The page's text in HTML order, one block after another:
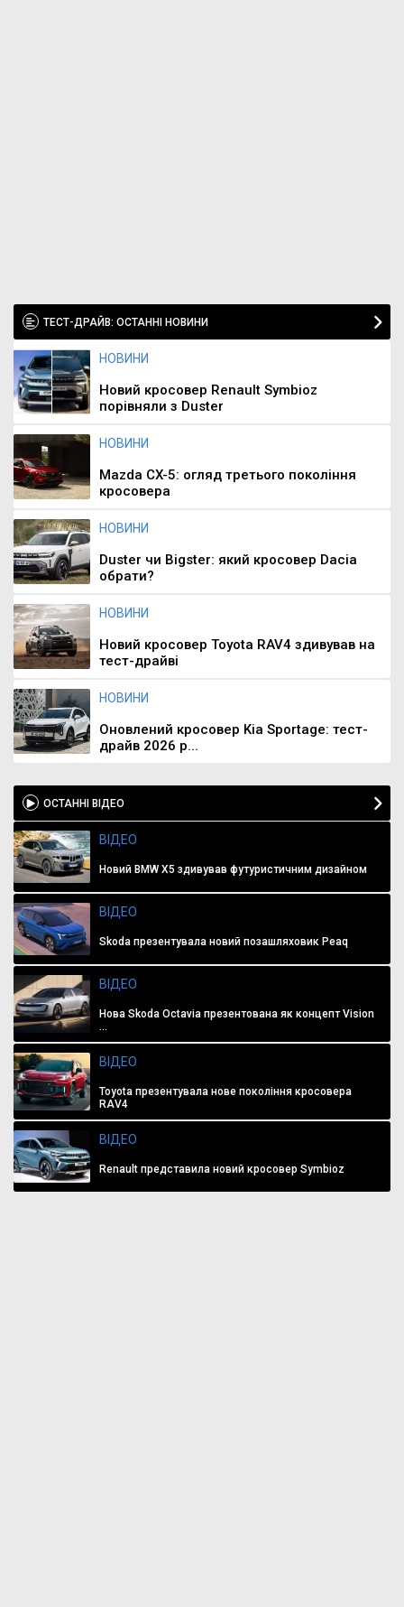
ТЕСТ-ДРАЙВ: ОСТАННІ НОВИНИ
НОВИНИ
Новий кросовер Renault Symbioz
порівняли з Duster
НОВИНИ
Mazda CX-5: огляд третього покоління
кросовера
НОВИНИ
Duster чи Bigster: який кросовер Dacia
обрати?
НОВИНИ
Новий кросовер Toyota RAV4 здивував на
тест-драйві
НОВИНИ
Оновлений кросовер Kia Sportage: тест-
драйв 2026 р...
ОСТАННІ ВІДЕО
ВІДЕО
Новий BMW X5 здивував футуристичним дизайном
ВІДЕО
Skoda презентувала новий позашляховик Peaq
ВІДЕО
Нова Skoda Octavia презентована як концепт Vision
...
ВІДЕО
Toyota презентувала нове покоління кросовера
RAV4
ВІДЕО
Renault представила новий кросовер Symbioz